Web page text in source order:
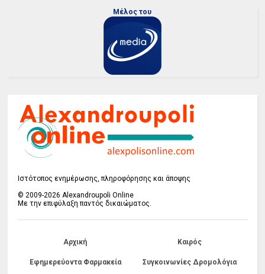
Μέλος του
Ιστότοπος ενημέρωσης, πληροφόρησης και άποψης
© 2009-2026 Alexandroupoli Online
Με την επιφύλαξη παντός δικαιώματος.
Αρχική Καιρός
Εφημερεύοντα Φαρμακεία Συγκοινωνίες Δρομολόγια